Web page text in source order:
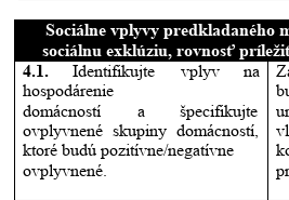
Sociálne vplyvy predkladaného
sociálnu exklúziu, rovnosť
4.1.
Identifikujte vplyv
na
hospodárenie
domácností
a
špecifikujte
ovplyvnené skupiny domácností,
ktoré budú pozitívne/negatívne
ovplyvnené.